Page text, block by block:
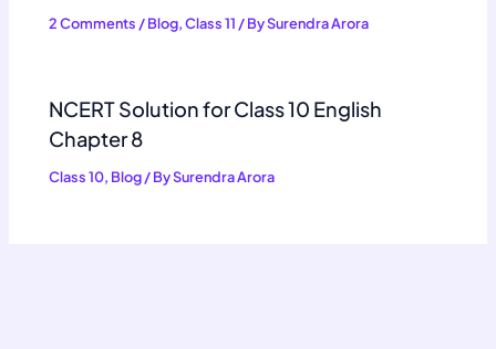
2 Comments /Blog,Class 11 / BySurendra Arora
NCERT Solution for Class 10 English
Chapter 8
Class 10, Blog/ BySurendra Arora